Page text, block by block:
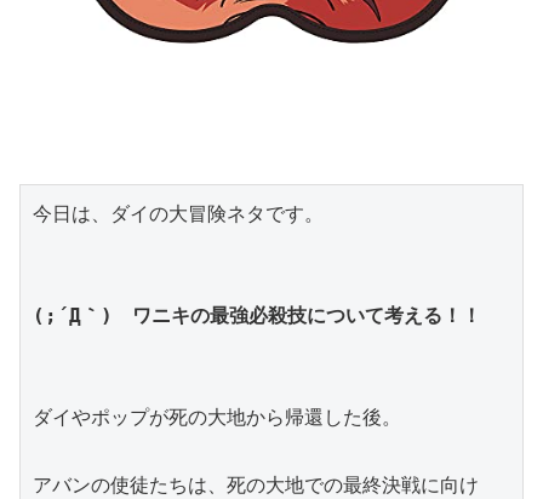
今日は、ダイの大冒険ネタです。
(;´Д｀)　ワニキの最強必殺技について考える！！
ダイやポップが死の大地から帰還した後。
アバンの使徒たちは、死の大地での最終決戦に向け